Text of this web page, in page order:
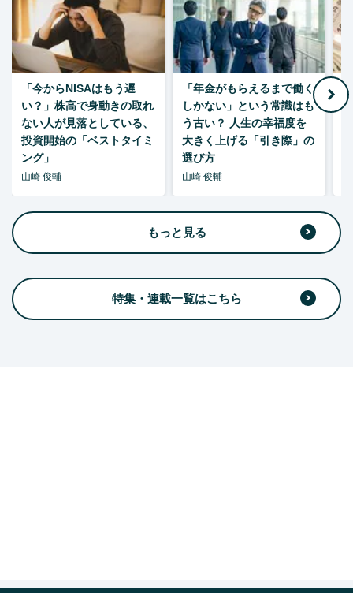
「今からNISAはもう遅
い？」株高で身動きの取れ
ない人が見落としている、
投資開始の「ベストタイミ
ング」
山崎 俊輔
「年金がもらえるまで働く
しかない」という常識はも
う古い？ 人生の幸福度を
大きく上げる「引き際」の
選び方
山崎 俊輔
もっと見る
特集・連載一覧はこちら